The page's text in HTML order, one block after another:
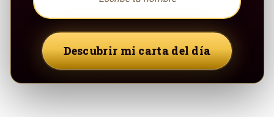
Descubrir mi carta del día